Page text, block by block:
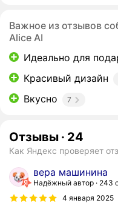
Важное из отзывов
Alice AI
Идеально для
Красивый дизайн
Вкусно 7
Отзывы · 24
Как Яндекс проверяет
вера машинина
Надёжный автор
243
4 января 2025